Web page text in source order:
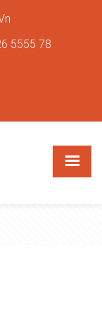
5555 78